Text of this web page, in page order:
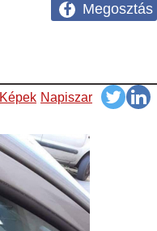
Megosztás
Képek Napiszar